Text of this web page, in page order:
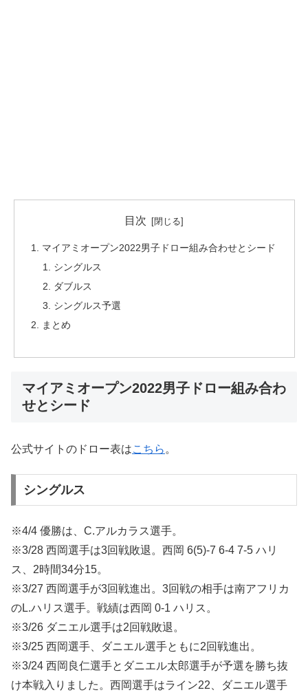
目次
マイアミオープン2022男子ドロー組み合わせとシード
シングルス
ダブルス
シングルス予選
まとめ
マイアミオープン2022男子ドロー組み合わ
せとシード
公式サイトのドロー表はこちら 。
シングルス
※4/4 優勝は、C.アルカラス選手。
※3/28 西岡選手は3回戦敗退。西岡 6(5)-7 6-4 7-5 ハリ
ス、2時間34分15。
※3/27 西岡選手が3回戦進出。3回戦の相手は南アフリカ
のL.ハリス選手。戦績は西岡 0-1 ハリス。
※3/26 ダニエル選手は2回戦敗退。
※3/25 西岡選手、ダニエル選手ともに2回戦進出。
※3/24 西岡良仁選手とダニエル太郎選手が予選を勝ち抜
け本戦入りました。西岡選手はライン22、ダニエル選手